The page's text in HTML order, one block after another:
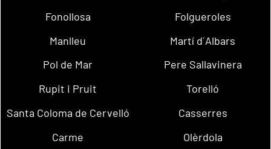
Fonollosa
Folgueroles
Manlleu
Martí d´Albars
Pol de Mar
Pere Sallavinera
Rupit i Pruit
Torelló
Santa Coloma de Cervelló
Casserres
Carme
Olèrdola